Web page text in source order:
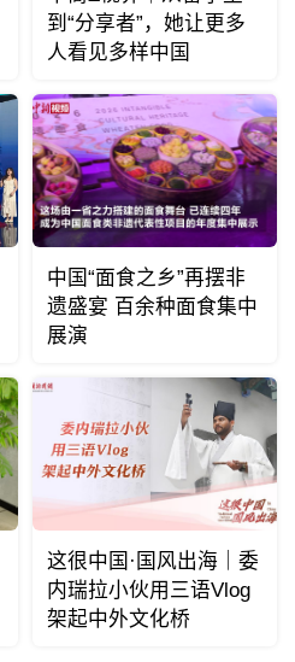
到“分享者”，她让更多
人看见多样中国
中国“面食之乡”再摆非
遗盛宴 百余种面食集中
展演
这很中国·国风出海｜委
内瑞拉小伙用三语Vlog
架起中外文化桥